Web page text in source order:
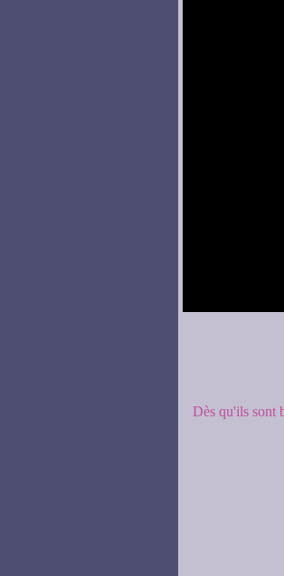
Dès qu'ils sont